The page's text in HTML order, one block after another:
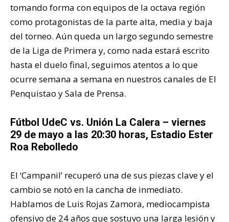
tomando forma con equipos de la octava región
como protagonistas de la parte alta, media y baja
del torneo. Aún queda un largo segundo semestre
de la Liga de Primera y, como nada estará escrito
hasta el duelo final, seguimos atentos a lo que
ocurre semana a semana en nuestros canales de El
Penquistao y Sala de Prensa.
Fútbol UdeC vs. Unión La Calera – viernes
29 de mayo a las 20:30 horas, Estadio Ester
Roa Rebolledo
El ‘Campanil’ recuperó una de sus piezas clave y el
cambio se notó en la cancha de inmediato.
Hablamos de Luis Rojas Zamora, mediocampista
ofensivo de 24 años que sostuvo una larga lesión y